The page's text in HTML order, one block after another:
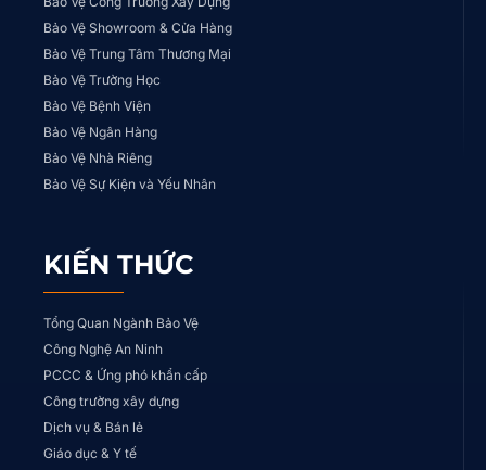
Bảo Vệ Showroom & Cửa Hàng
Bảo Vệ Trung Tâm Thương Mại
Bảo Vệ Trường Học
Bảo Vệ Bệnh Viện
Bảo Vệ Ngân Hàng
Bảo Vệ Nhà Riêng
Bảo Vệ Sự Kiện và Yếu Nhân
KIẾN THỨC
Tổng Quan Ngành Bảo Vệ
Công Nghệ An Ninh
PCCC & Ứng phó khẩn cấp
Công trường xây dựng
Dịch vụ & Bán lẻ
Giáo dục & Y tế